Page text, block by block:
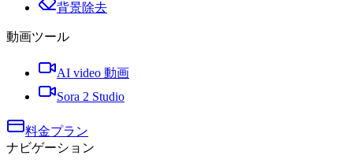
背景除去
動画ツール
AI video 動画
Sora 2 Studio
料金プラン
ナビゲーション